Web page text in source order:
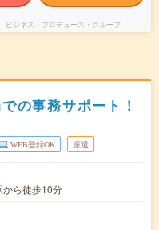
ジネス・プロデュース・グループ
の事務サポート！
WEB登録OK 派遣
ら徒歩10分